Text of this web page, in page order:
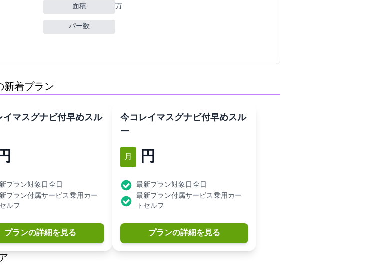
面積 79万m2
パー数
新着プラン
][イマスグ]ナビ付/早めスル
14,300円
プラン対象日: 全日
プラン付属サービス: 乗用カー
セルフ
プランの詳細を見る
[今コレ][イマスグ]ナビ付/早めスル
ー*
12月 5,000円
最新プラン対象日: 全日
最新プラン付属サービス: 乗用カー
トセルフ
プランの詳細を見る